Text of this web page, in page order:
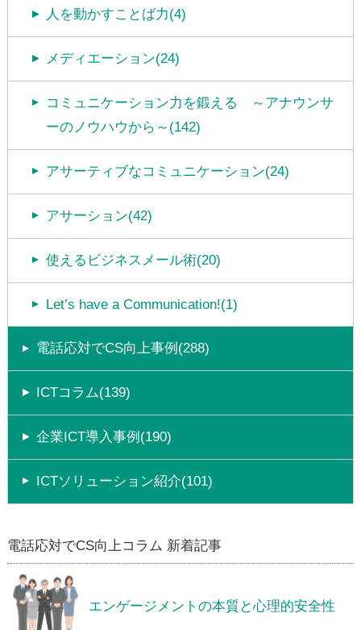
人を動かすことば力(4)
メディエーション(24)
コミュニケーション力を鍛える ～アナウンサ
ーのノウハウから～(142)
アサーティブなコミュニケーション(24)
アサーション(42)
使えるビジネスメール術(20)
Let’s have a Communication!(1)
電話応対でCS向上事例(288)
ICTコラム(139)
企業ICT導入事例(190)
ICTソリューション紹介(101)
電話応対でCS向上コラム 新着記事
エンゲージメントの本質と心理的安全性